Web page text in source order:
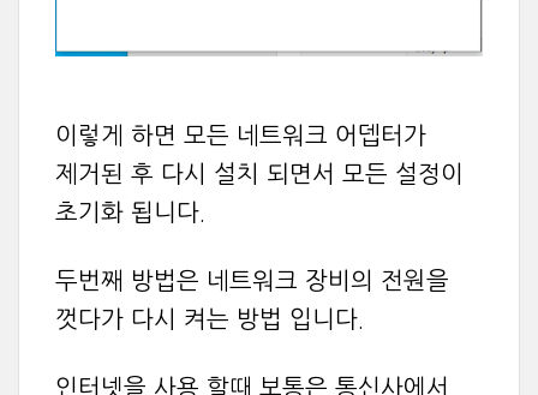
이렇게 하면 모든 네트워크 어뎁터가
제거된 후 다시 설치 되면서 모든 설정이
초기화 됩니다.
두번째 방법은 네트워크 장비의 전원을
껏다가 다시 켜는 방법 입니다.
인터넷을 사용 할때 보통은 통신사에서